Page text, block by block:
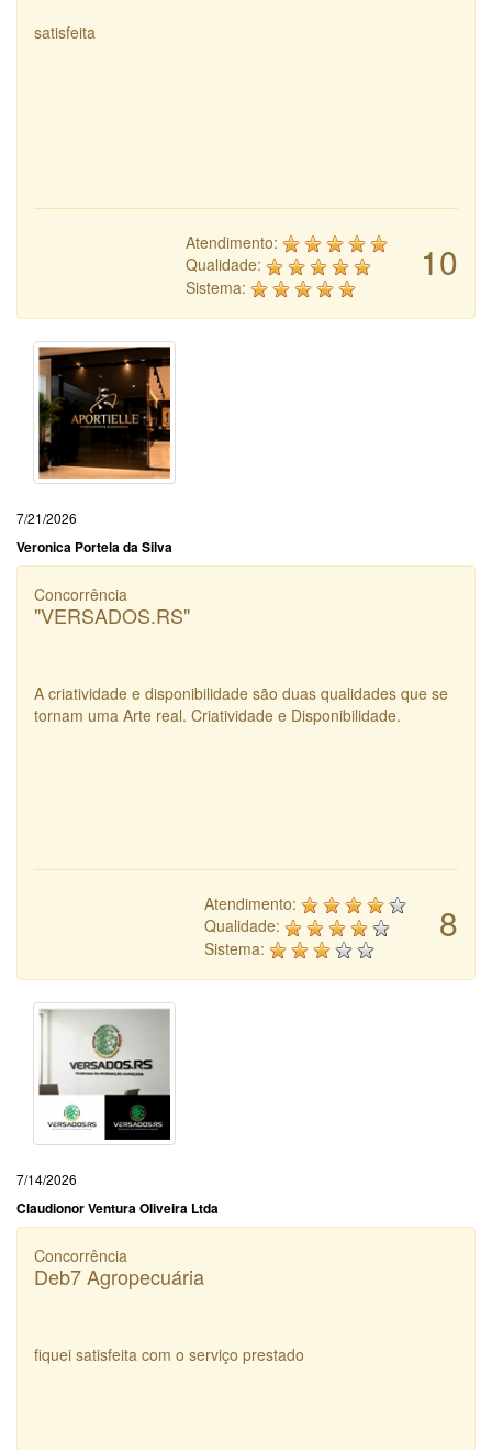
satisfeita
10
Atendimento:
Qualidade:
Sistema:
7/21/2026
Veronica Portela da Silva
Concorrência
"VERSADOS.RS"
A criatividade e disponibilidade são duas qualidades que se
tornam uma Arte real. Criatividade e Disponibilidade.
8
Atendimento:
Qualidade:
Sistema:
7/14/2026
Claudionor Ventura Oliveira Ltda
Concorrência
Deb7 Agropecuária
fiquei satisfeita com o serviço prestado